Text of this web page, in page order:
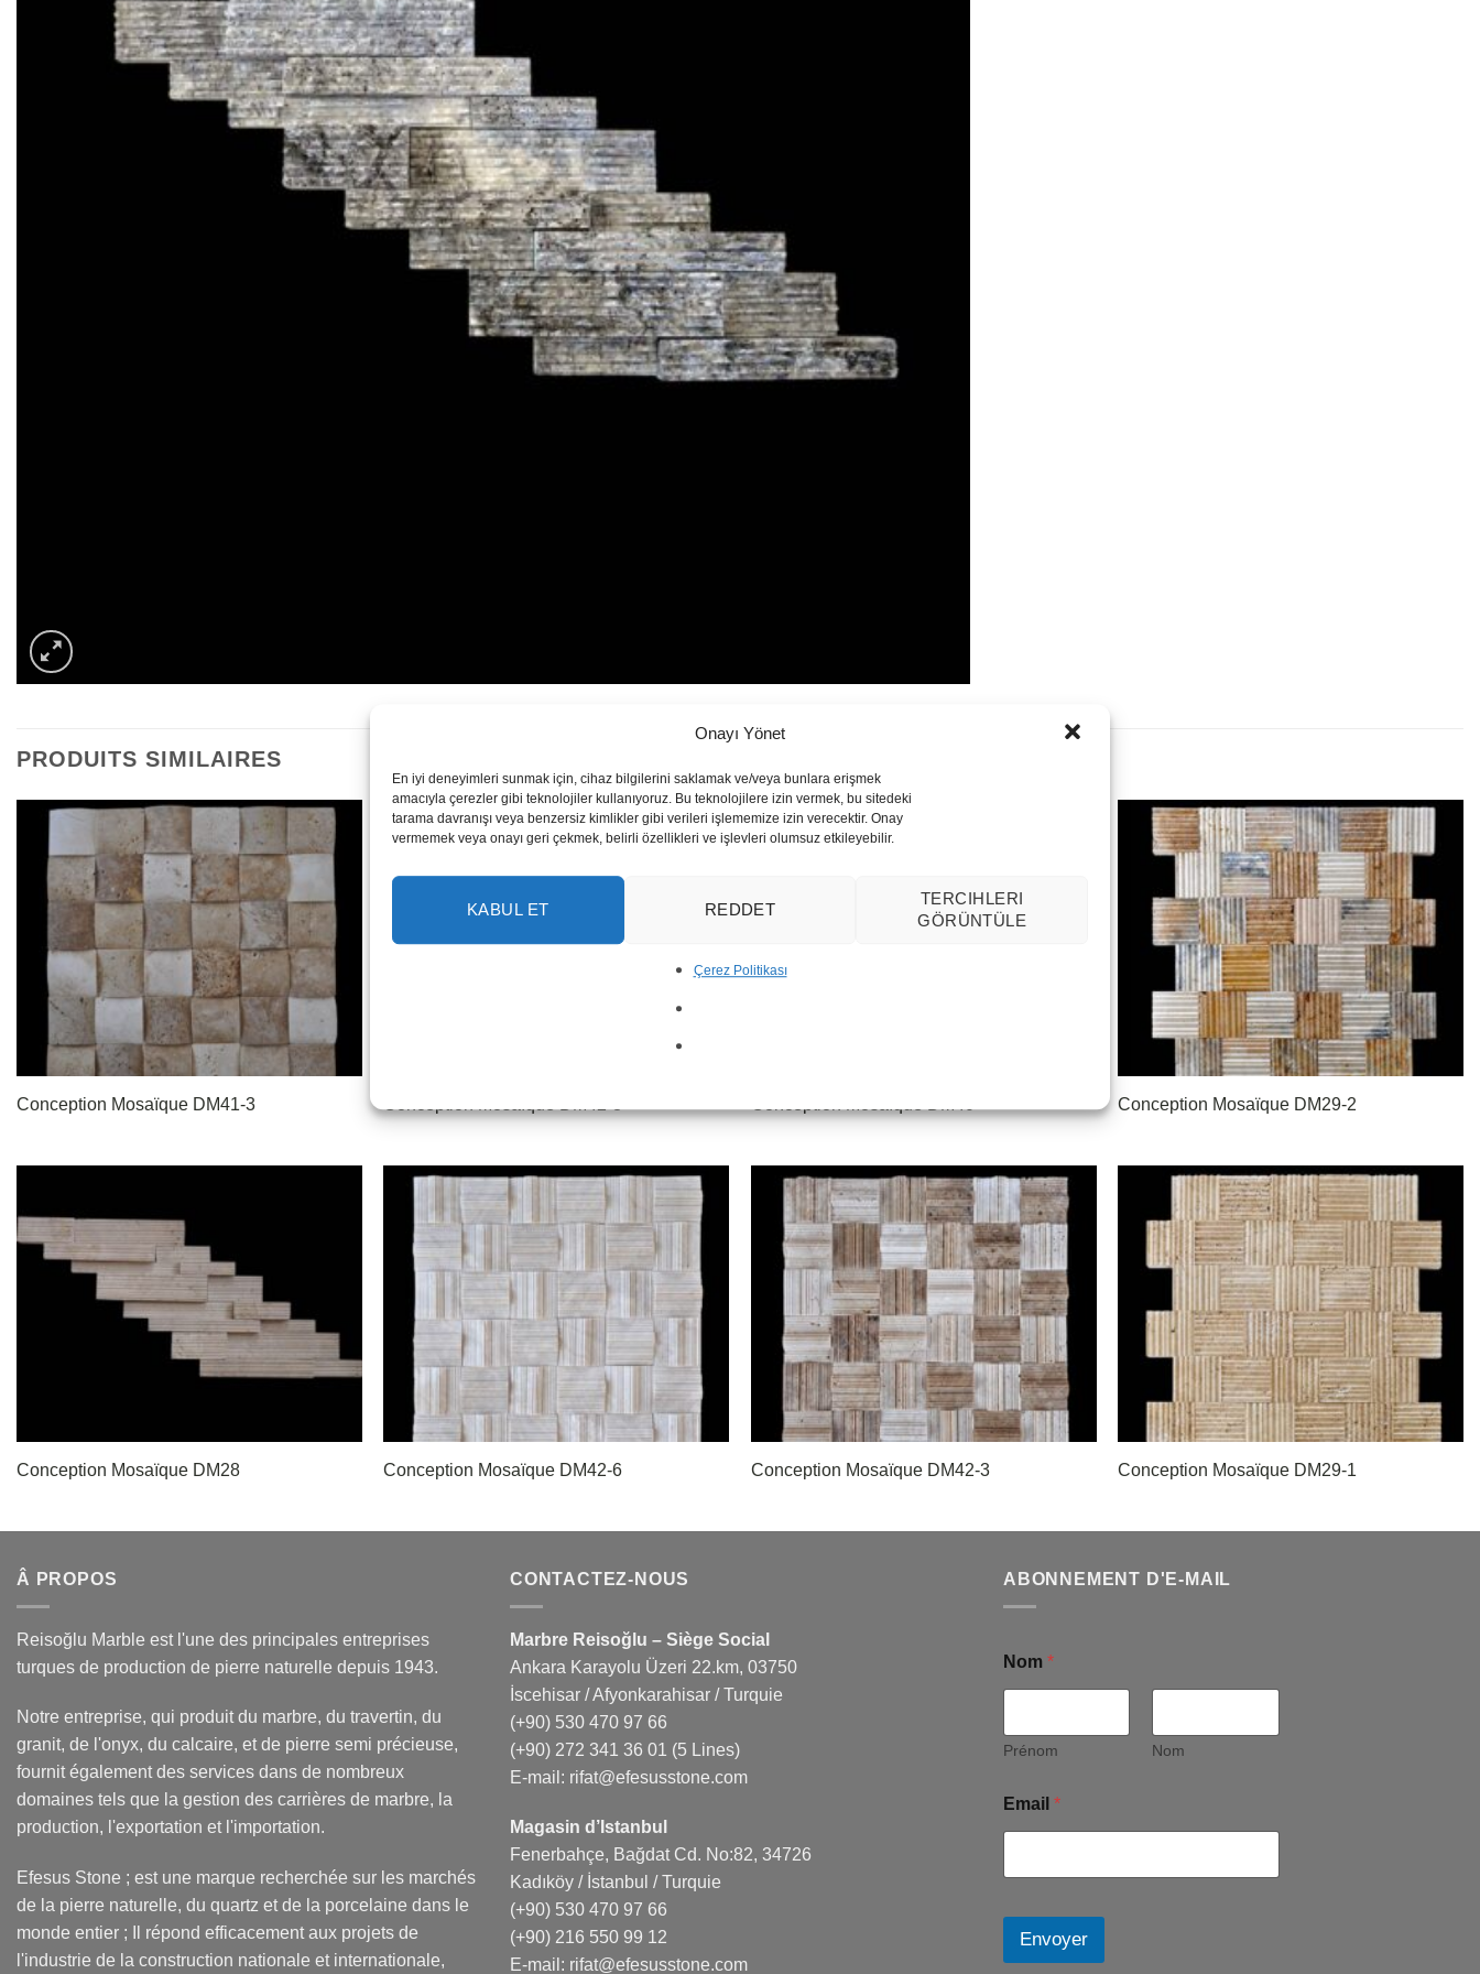
Onayı Yönet
En iyi deneyimleri sunmak için, cihaz bilgilerini saklamak ve/veya bunlara erişmek
amacıyla çerezler gibi teknolojiler kullanıyoruz. Bu teknolojilere izin vermek, bu sitedeki
tarama davranışı veya benzersiz kimlikler gibi verileri işlememize izin verecektir. Onay
vermemek veya onayı geri çekmek, belirli özellikleri ve işlevleri olumsuz etkileyebilir.
KABUL ET REDDET
TERCIHLERI
GÖRÜNTÜLE
Çerez Politikası
PRODUITS SIMILAIRES
Conception Mosaïque DM41-3 Conception Mosaïque DM29-2
Conception Mosaïque DM28 Conception Mosaïque DM42-6 Conception Mosaïque DM42-3 Conception Mosaïque DM29-1
Â PROPOS
Reisoğlu Marble est l'une des principales entreprises
turques de production de pierre naturelle depuis 1943.
Notre entreprise, qui produit du marbre, du travertin, du
granit, de l'onyx, du calcaire, et de pierre semi précieuse,
fournit également des services dans de nombreux
domaines tels que la gestion des carrières de marbre, la
production, l'exportation et l'importation.
Efesus Stone ; est une marque recherchée sur les marchés
de la pierre naturelle, du quartz et de la porcelaine dans le
monde entier ; Il répond efficacement aux projets de
l'industrie de la construction nationale et internationale,
CONTACTEZ-NOUS
Marbre Reisoğlu – Siège Social
Ankara Karayolu Üzeri 22.km, 03750
İscehisar / Afyonkarahisar / Turquie
(+90) 530 470 97 66
(+90) 272 341 36 01 (5 Lines)
E-mail: rifat@efesusstone.com
Magasin d’Istanbul
Fenerbahçe, Bağdat Cd. No:82, 34726
Kadıköy / İstanbul / Turquie
(+90) 530 470 97 66
(+90) 216 550 99 12
E-mail: rifat@efesusstone.com
ABONNEMENT D'E-MAIL
Nom *
Prénom Nom
Email *
Envoyer